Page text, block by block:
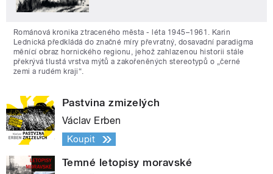
Románová kronika ztraceného města - léta 1945–1961. Karin
Lednická předkládá do značné míry převratný, dosavadní paradigma
měnící obraz hornického regionu, jehož zahlazenou historii stále
překrývá tlustá vrstva mýtů a zakořeněných stereotypů o „černé
zemi a rudém kraji“.
Pastvina zmizelých
Václav Erben
Koupit
Temné letopisy moravské